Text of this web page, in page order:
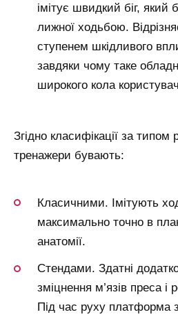
імітує швидкий біг, який
лижної ходьбою.
ступенем шкідливого
завдяки чому таке
широкого кола
Згідно класифікації за типом
тренажери бувають:
Класичними. Імітують
максимально точно в
анатомії.
Стендами. Здатні
зміцнення м’язів преса і
Під час руху платформа